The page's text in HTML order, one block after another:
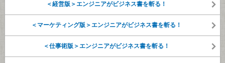
＜経営版＞エンジニアがビジネス書を斬る！
＜マーケティング版＞エンジニアがビジネス書を斬る！
＜仕事術版＞エンジニアがビジネス書を斬る！